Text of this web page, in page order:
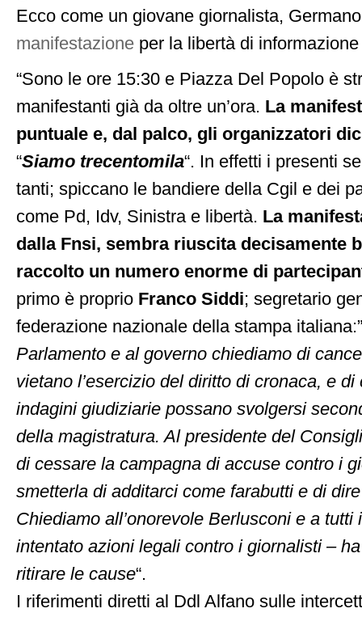
Ecco come un giovane giornalista,
manifestazione per la libertà di
“Sono le ore 15:30 e Piazza Del Popolo è
manifestanti già da oltre un’ora. La
puntuale e, dal palco, gli organizzatori
“Siamo trecentomila“. In effetti i presenti
tanti; spiccano le bandiere della Cgil e dei
come Pd, Idv, Sinistra e libertà. La
dalla Fnsi, sembra riuscita decisamente
raccolto un numero enorme di
primo è proprio Franco Siddi; segretario
federazione nazionale della stampa italiana:”
Parlamento e al governo chiediamo di
vietano l’esercizio del diritto di cronaca, e
indagini giudiziarie possano svolgersi
della magistratura. Al presidente del
di cessare la campagna di accuse contro i
smetterla di additarci come farabutti e di
Chiediamo all’onorevole Berlusconi e a tutti
intentato azioni legali contro i giornalisti –
ritirare le cause“.
I riferimenti diretti al Ddl Alfano sulle